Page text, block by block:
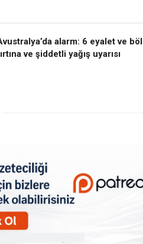
alarm: 6 eyalet ve
ve şiddetli yağış uyarısı